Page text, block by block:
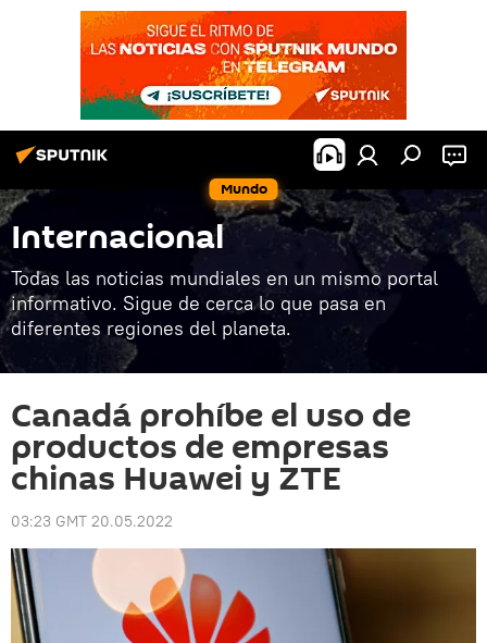
Mundo
Internacional
Todas las noticias mundiales en un mismo portal
informativo. Sigue de cerca lo que pasa en
diferentes regiones del planeta.
Canadá prohíbe el uso de
productos de empresas
chinas Huawei y ZTE
03:23 GMT 20.05.2022